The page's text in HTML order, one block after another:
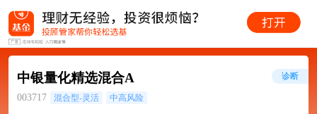
中银量化精选混合A
003717 混合型-灵活 中高风险
诊断